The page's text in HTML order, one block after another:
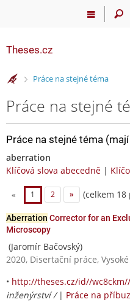
Theses.cz
>Práce na stejné téma
Práce na stejné
Práce na stejné téma
aberration
Klíčová slova abecedně |
« 1 2 » (celkem 18
Aberration Corrector for an
Microscopy
(Jaromír Bačovský)
2020, Disertační práce,
• http://theses.cz/id//wc8ckm//
inženýrství / | Práce na